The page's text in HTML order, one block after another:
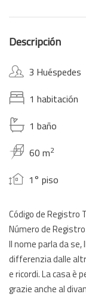
Descripción
3 Huéspedes
1 habitación
1 baño
60 m2
1° piso
Código de
Número de Registro
Il nome parla da se,
differenzia dalle
e ricordi. La casa è
grazie anche al